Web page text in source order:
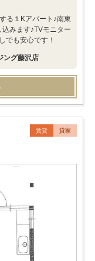
る１Kアパート♪南東
みます♪TVモニター
でも安心です！
ング藤沢店
賃貸 貸家